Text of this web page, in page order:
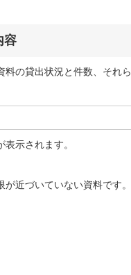
容
の貸出状況と件数、それ
示されます。
近づいていない資料です。